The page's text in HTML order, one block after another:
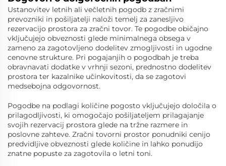
Ustanovitev letnih ali večletnih pogodb z zračnimi
prevozniki in pošiljatelji naloži temelj za zanesljivo
rezervacijo prostora za zračni tovor. Te pogodbe običajno
vključujejo obveznosti glede minimalnega obsega v
zameno za zagotovljeno dodelitev zmogljivosti in ugodne
cenovne strukture. Pri pogajanjih o pogodbah je treba
obravnavati dodatke v vrhnji sezoni, prednostno dodelitev
prostora ter kazalnike učinkovitosti, da se zagotovi
medsebojna odgovornost.
Pogodbe na podlagi količine pogosto vključujejo določila o
prilagodljivosti, ki omogočajo pošiljateljem prilagajanje
svojih rezervacij prostora glede na tržne razmere in
poslovne zahteve. Zračni tovorni prostor ponudniki cenijo
predvidljive obveznosti glede količine in lahko ponudijo
znatne popuste za zagotovila o letni toni.